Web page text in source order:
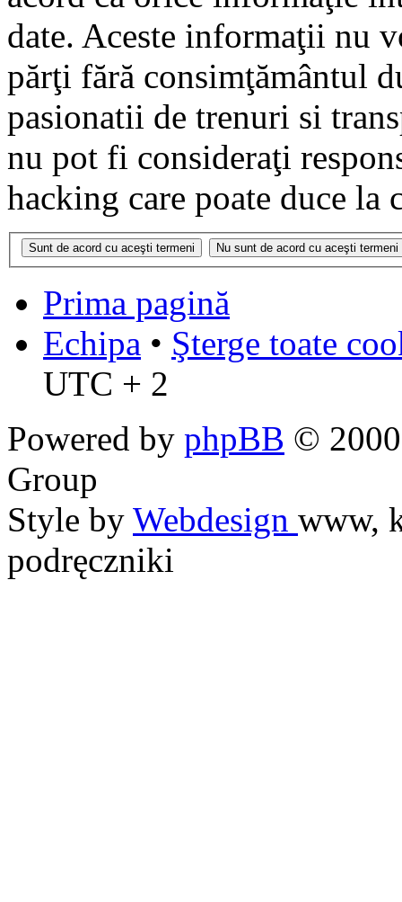
date. Aceste informaţii nu
părţi fără consimţământul
pasionatii de trenuri si
nu pot fi consideraţi
hacking care poate duce la
Prima pagină
Echipa • Şterge toate
UTC + 2
Powered by phpBB ©
Group
Style by Webdesign www,
podręczniki